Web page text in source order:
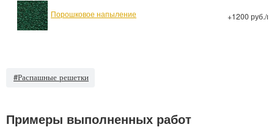
Порошковое напыление +1200 руб./м
#Распашные решетки
Примеры выполненных работ